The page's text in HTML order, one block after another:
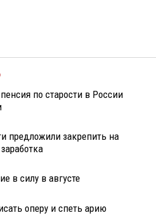
по старости в России
предложили закрепить на
в силу в августе
оперу и спеть арию